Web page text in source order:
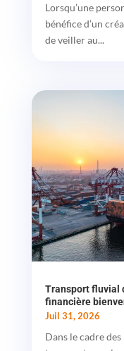
Lorsqu’une
bénéfice d’un
de veiller au...
Transport fluvial
financière
Juil 31, 2026
Dans le cadre